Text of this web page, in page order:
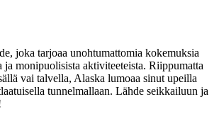
joka tarjoaa unohtumattomia kokemuksia
ja monipuolisista aktiviteeteista. Riippumatta
vai talvella, Alaska lumoaa sinut upeilla
tunnelmallaan. Lähde seikkailuun ja